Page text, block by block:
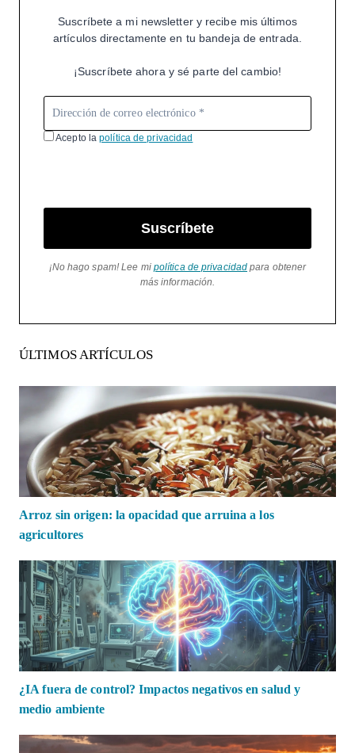
Suscríbete a mi newsletter y recibe mis últimos
artículos directamente en tu bandeja de entrada.
¡Suscríbete ahora y sé parte del cambio!
Acepto lapolítica de privacidad
Suscríbete
¡No hago spam! Lee mi política de privacidad para obtener
más información.
ÚLTIMOS ARTÍCULOS
Arroz sin origen: la opacidad que arruina a los
agricultores
¿IA fuera de control? Impactos negativos en salud y
medio ambiente